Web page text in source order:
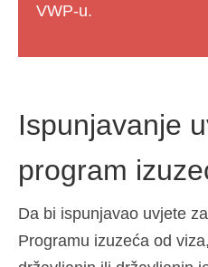
VWP-u.
Ispunjavanje
program
Da bi ispunjavao uvjete
Programu izuzeća od